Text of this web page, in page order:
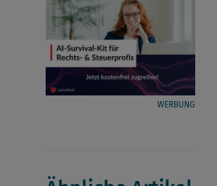
WERBUNG